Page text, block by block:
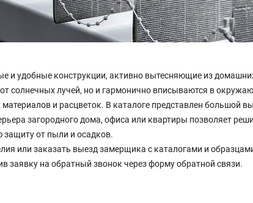
и удобные конструкции, активно вытесняющие из
солнечных лучей, но и гармонично вписываются в
материалов и расцветок. В каталоге представлен
загородного дома, офиса или квартиры позволяет
от пыли и осадков.
или заказать выезд замерщика с каталогами и
заявку на обратный звонок через форму обратной связи.